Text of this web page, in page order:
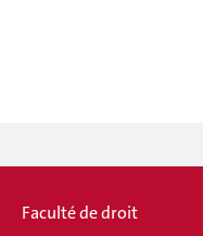
Faculté de droit